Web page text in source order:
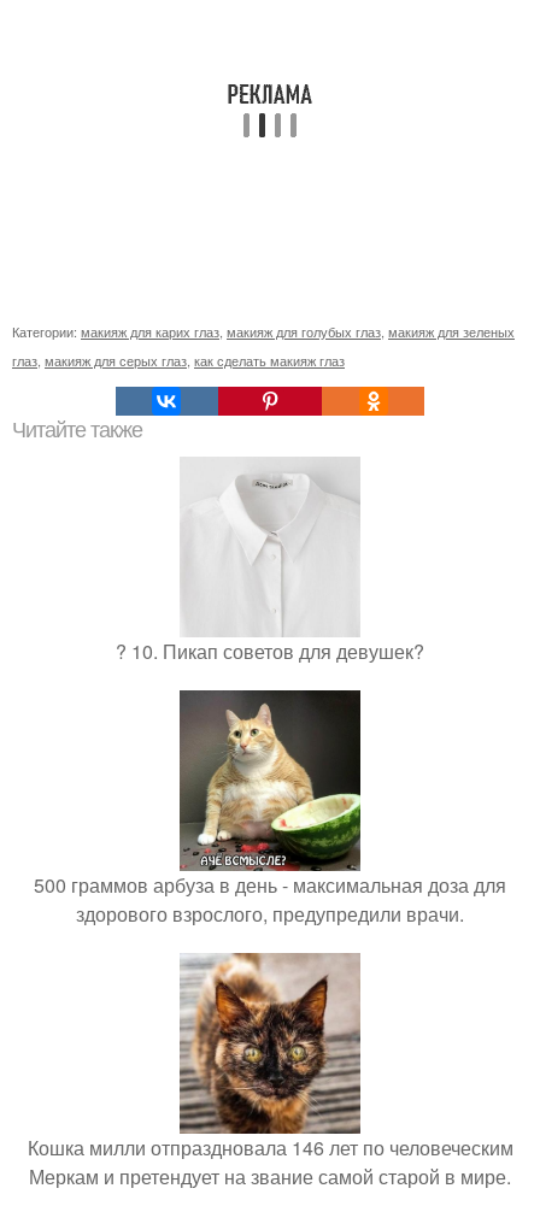
Категории: макияж для карих глаз макияж для голубых глаз макияж для зеленых
глаз макияж для серых глаз как сделать макияж глаз
Читайте также
? 10. Пикап советов для девушек?
500 граммов арбуза в день - максимальная доза для
здорового взрослого, предупредили врачи.
Кошка милли отпраздновала 146 лет по человеческим
Меркам и претендует на звание самой старой в мире.